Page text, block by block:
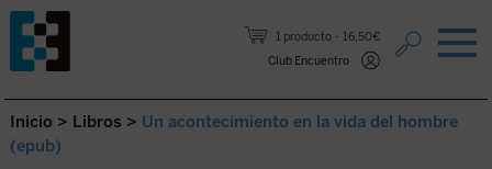
1 producto
16,50€
Club Encuentro
Saltar al contenido.
Inicio > Libros > Un acontecimiento en la vida del hombre
(epub)